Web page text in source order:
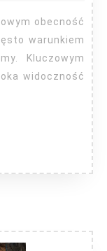
warunkiem
Kluczowym
widoczność